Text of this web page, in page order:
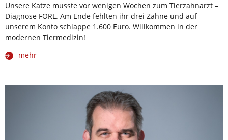
Unsere Katze musste vor wenigen Wochen zum Tierzahnarzt –
Diagnose FORL. Am Ende fehlten ihr drei Zähne und auf
unserem Konto schlappe 1.600 Euro. Willkommen in der
modernen Tiermedizin!
mehr